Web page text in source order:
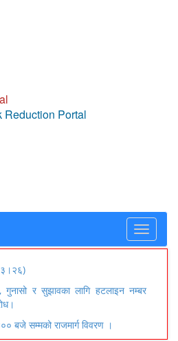
Reduction Portal
Toggle
गुनासो र सुझावका लागि हटलाइन नम्बर
बजे सम्मको राजमार्ग विवरण ।